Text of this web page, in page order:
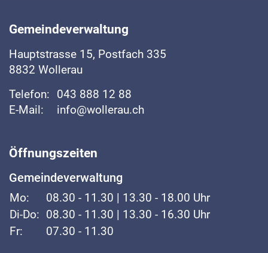
Gemeindeverwaltung
Hauptstrasse 15, Postfach 335
8832 Wollerau
Telefon:
043 888 12 88
E-Mail:
info@wollerau.ch
Öffnungszeiten
Gemeindeverwaltung
Mo:
08.30 - 11.30 | 13.30 - 18.00 Uhr
Di-Do: 08.30 - 11.30 | 13.30 - 16.30 Uhr
Fr:
07.30 - 11.30